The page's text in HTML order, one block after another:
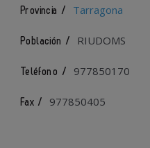
Provincia / Tarragona
Población / RIUDOMS
Teléfono / 977850170
Fax / 977850405